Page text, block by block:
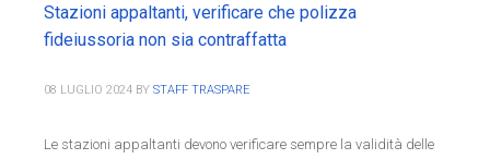
Stazioni appaltanti, verificare che polizza
fideiussoria non sia contraffatta
08 LUGLIO 2024 BY STAFF TRASPARE
Le stazioni appaltanti devono verificare sempre la validità delle